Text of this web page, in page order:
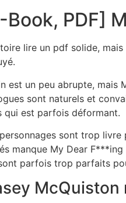
Book, PDF]
lire un pdf solide,
est un peu abrupte, mais
sont naturels et
qui est parfois déformant.
sont trop
manque My Dear
parfois trop parfaits
McQuiston